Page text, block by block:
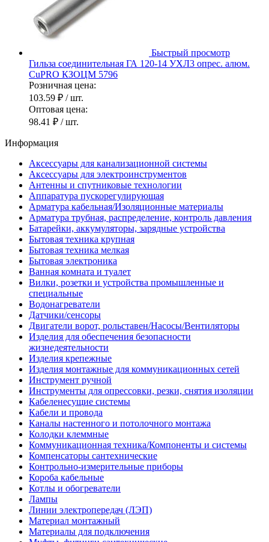
Быстрый просмотр
Гильза соединительная ГА 120-14 УХЛ3 опрес. алюм.
CuPRO КЗОЦМ 5796
Розничная цена:
103.59 ₽ / шт.
Оптовая цена:
98.41 ₽ / шт.
Информация
Аксессуары для канализационной системы
Аксессуары для электроинструментов
Антенны и спутниковые технологии
Аппаратура пускорегулирующая
Арматура кабельная/Изоляционные материалы
Арматура трубная, распределение, контроль давления
Батарейки, аккумуляторы, зарядные устройства
Бытовая техника крупная
Бытовая техника мелкая
Бытовая электроника
Ванная комната и туалет
Вилки, розетки и устройства промышленные и
специальные
Водонагреватели
Датчики/сенсоры
Двигатели ворот, рольставен/Насосы/Вентиляторы
Изделия для обеспечения безопасности
жизнедеятельности
Изделия крепежные
Изделия монтажные для коммуникационных сетей
Инструмент ручной
Инструменты для опрессовки, резки, снятия изоляции
Кабеленесущие системы
Кабели и провода
Каналы настенного и потолочного монтажа
Колодки клеммные
Коммуникационная техника/Компоненты и системы
Компенсаторы сантехнические
Контрольно-измерительные приборы
Короба кабельные
Котлы и обогреватели
Лампы
Линии электропередач (ЛЭП)
Материал монтажный
Материалы для подключения